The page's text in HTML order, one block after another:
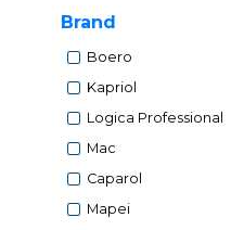
Brand
Boero
Kapriol
Logica Professional
Mac
Caparol
Mapei